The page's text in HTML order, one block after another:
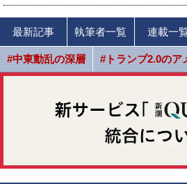
最新記事 執筆者一覧 連載一
#中東動乱の深層 #トランプ2.0のア